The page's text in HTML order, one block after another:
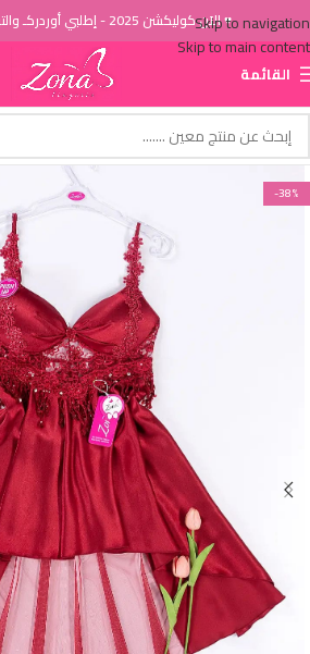
Skip to navigation
Skip to main content
♥ الاَن كوليكشن 2025 - إطلبي أوردركـ والتوصيل لباب البيت ♥
القائمة
-38%